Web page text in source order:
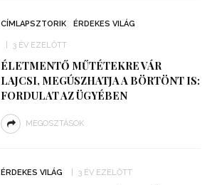
CÍMLAPSZTORIK ÉRDEKES VILÁG
3 ÉV EZELŐTT
ÉLETMENTŐ MŰTÉTEKRE VÁR
LAJCSI, MEGÚSZHATJA A BÖRTÖNT IS:
FORDULAT AZ ÜGYÉBEN
MEGOSZTÁSOK
ÉRDEKES VILÁG 3 ÉV EZELŐTT